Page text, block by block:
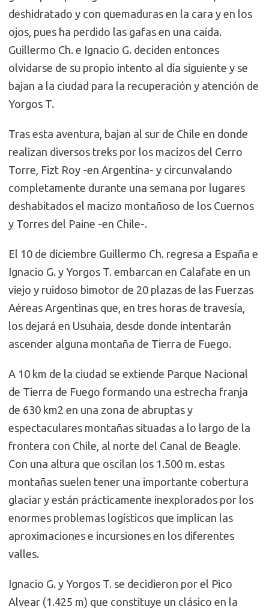
deshidratado y con quemaduras en la cara y en los
ojos, pues ha perdido las gafas en una caída.
Guillermo Ch. e Ignacio G. deciden entonces
olvidarse de su propio intento al día siguiente y se
bajan a la ciudad para la recuperación y atención de
Yorgos T.
Tras esta aventura, bajan al sur de Chile en donde
realizan diversos treks por los macizos del Cerro
Torre, Fizt Roy -en Argentina- y circunvalando
completamente durante una semana por lugares
deshabitados el macizo montañoso de los Cuernos
y Torres del Paine -en Chile-.
El 10 de diciembre Guillermo Ch. regresa a España e
Ignacio G. y Yorgos T. embarcan en Calafate en un
viejo y ruidoso bimotor de 20 plazas de las Fuerzas
Aéreas Argentinas que, en tres horas de travesía,
los dejará en Usuhaia, desde donde intentarán
ascender alguna montaña de Tierra de Fuego.
A 10 km de la ciudad se extiende Parque Nacional
de Tierra de Fuego formando una estrecha franja
de 630 km2 en una zona de abruptas y
espectaculares montañas situadas a lo largo de la
frontera con Chile, al norte del Canal de Beagle.
Con una altura que oscilan los 1.500 m. estas
montañas suelen tener una importante cobertura
glaciar y están prácticamente inexplorados por los
enormes problemas logísticos que implican las
aproximaciones e incursiones en los diferentes
valles.
Ignacio G. y Yorgos T. se decidieron por el Pico
Alvear (1.425 m) que constituye un clásico en la